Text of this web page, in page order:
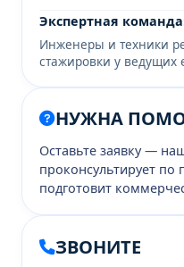
Экспертная
Инженеры и техники
стажировки у ведущих
НУЖНА
Оставьте заявку —
проконсультирует по
подготовит
ЗВОНИТЕ